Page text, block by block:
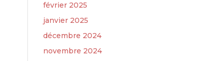
février 2025
janvier 2025
décembre 2024
novembre 2024